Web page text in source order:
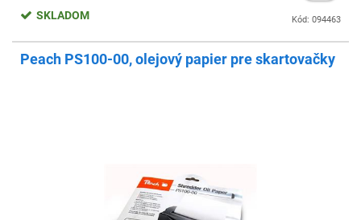
Kód: 094463
SKLADOM
Peach PS100-00, olejový papier pre skartovačky